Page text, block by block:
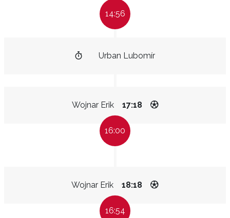
14:56
Urban Lubomír
Wojnar Erik 17:18
16:00
Wojnar Erik 18:18
16:54